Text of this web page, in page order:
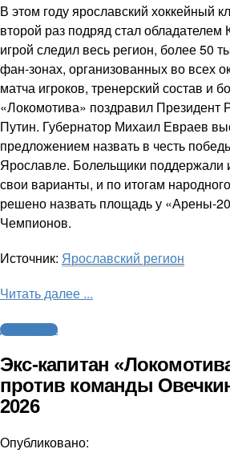
В этом году ярославский хоккейный
второй раз подряд стал обладателем
игрой следил весь регион, более 50
фан-зонах, организованных во всех
матча игроков, тренерский состав и
«Локомотива» поздравил Президент
Путин. Губернатор Михаил Евраев
предложением назвать в честь
Ярославле. Болельщики поддержали
свои варианты, и по итогам
решено назвать площадь у «Арены-
Чемпионов.
Источник: Ярославский регион
Читать далее ...
Другие виды
Экс-капитан
против команды
2026
Опубликовано: